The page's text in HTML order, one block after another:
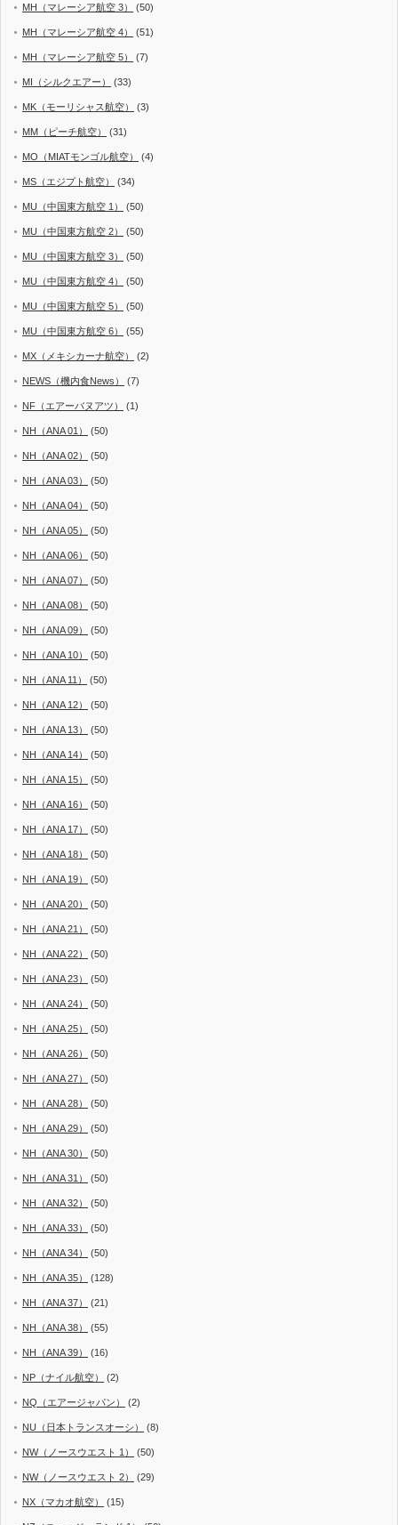
MH（マレーシア航空 3） (50)
MH（マレーシア航空 4） (51)
MH（マレーシア航空 5） (7)
MI（シルクエアー） (33)
MK（モーリシャス航空） (3)
MM（ピーチ航空） (31)
MO（MIATモンゴル航空） (4)
MS（エジプト航空） (34)
MU（中国東方航空 1） (50)
MU（中国東方航空 2） (50)
MU（中国東方航空 3） (50)
MU（中国東方航空 4） (50)
MU（中国東方航空 5） (50)
MU（中国東方航空 6） (55)
MX（メキシカーナ航空） (2)
NEWS（機内食News） (7)
NF（エアーバヌアツ） (1)
NH（ANA 01） (50)
NH（ANA 02） (50)
NH（ANA 03） (50)
NH（ANA 04） (50)
NH（ANA 05） (50)
NH（ANA 06） (50)
NH（ANA 07） (50)
NH（ANA 08） (50)
NH（ANA 09） (50)
NH（ANA 10） (50)
NH（ANA 11） (50)
NH（ANA 12） (50)
NH（ANA 13） (50)
NH（ANA 14） (50)
NH（ANA 15） (50)
NH（ANA 16） (50)
NH（ANA 17） (50)
NH（ANA 18） (50)
NH（ANA 19） (50)
NH（ANA 20） (50)
NH（ANA 21） (50)
NH（ANA 22） (50)
NH（ANA 23） (50)
NH（ANA 24） (50)
NH（ANA 25） (50)
NH（ANA 26） (50)
NH（ANA 27） (50)
NH（ANA 28） (50)
NH（ANA 29） (50)
NH（ANA 30） (50)
NH（ANA 31） (50)
NH（ANA 32） (50)
NH（ANA 33） (50)
NH（ANA 34） (50)
NH（ANA 35） (128)
NH（ANA 37） (21)
NH（ANA 38） (55)
NH（ANA 39） (16)
NP（ナイル航空） (2)
NQ（エアージャパン） (2)
NU（日本トランスオーシ） (8)
NW（ノースウエスト 1） (50)
NW（ノースウエスト 2） (29)
NX（マカオ航空） (15)